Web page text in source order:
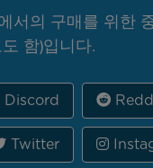
서의 구매를 위한
함)입니다.
Discord
Twitter